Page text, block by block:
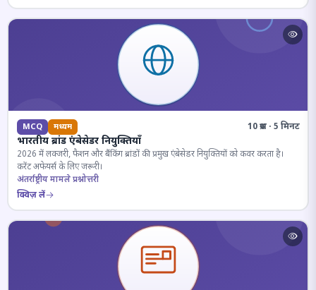
MCQ मध्यम 10 प्रश्न · 5 मिनट
भारतीय ब्रांड एंबेसेडर नियुक्तियाँ
2026 में लक्जरी, फैशन और बैंकिंग ब्रांडों की प्रमुख एंबेसेडर नियुक्तियों को कवर करता है।
करेंट अफेयर्स के लिए जरूरी।
अंतर्राष्ट्रीय मामले प्रश्नोत्तरी
क्विज़ लें